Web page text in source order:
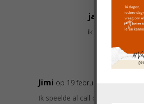
jan
op 3
ik ben het niet
Jimi op 19 februari 2018 om
Ik speelde al call of duty en